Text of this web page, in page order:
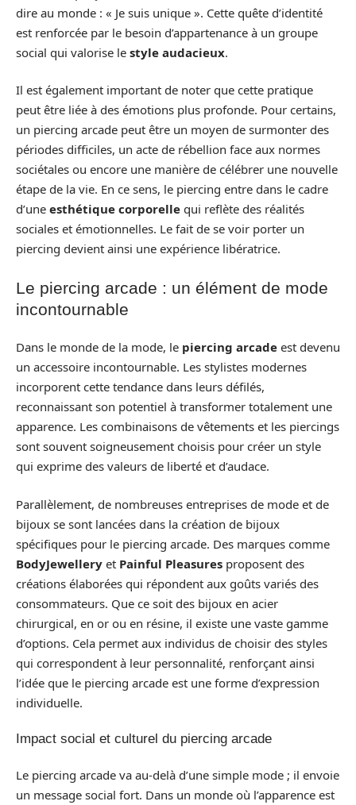
dire au monde : « Je suis unique ». Cette quête d’identité
est renforcée par le besoin d’appartenance à un groupe
social qui valorise le style audacieux.
Il est également important de noter que cette pratique
peut être liée à des émotions plus profonde. Pour certains,
un piercing arcade peut être un moyen de surmonter des
périodes difficiles, un acte de rébellion face aux normes
sociétales ou encore une manière de célébrer une nouvelle
étape de la vie. En ce sens, le piercing entre dans le cadre
d’une esthétique corporelle qui reflète des réalités
sociales et émotionnelles. Le fait de se voir porter un
piercing devient ainsi une expérience libératrice.
Le piercing arcade : un élément de mode
incontournable
Dans le monde de la mode, le piercing arcade est devenu
un accessoire incontournable. Les stylistes modernes
incorporent cette tendance dans leurs défilés,
reconnaissant son potentiel à transformer totalement une
apparence. Les combinaisons de vêtements et les piercings
sont souvent soigneusement choisis pour créer un style
qui exprime des valeurs de liberté et d’audace.
Parallèlement, de nombreuses entreprises de mode et de
bijoux se sont lancées dans la création de bijoux
spécifiques pour le piercing arcade. Des marques comme
BodyJewellery et Painful Pleasures proposent des
créations élaborées qui répondent aux goûts variés des
consommateurs. Que ce soit des bijoux en acier
chirurgical, en or ou en résine, il existe une vaste gamme
d’options. Cela permet aux individus de choisir des styles
qui correspondent à leur personnalité, renforçant ainsi
l’idée que le piercing arcade est une forme d’expression
individuelle.
Impact social et culturel du piercing arcade
Le piercing arcade va au-delà d’une simple mode ; il envoie
un message social fort. Dans un monde où l’apparence est